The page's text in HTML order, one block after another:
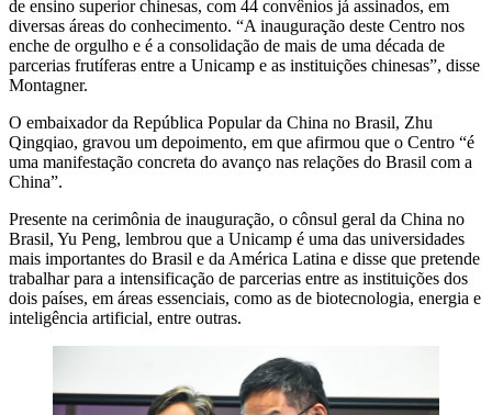
de ensino superior chinesas, com 44 convênios já assinados, em
diversas áreas do conhecimento. “A inauguração deste Centro nos
enche de orgulho e é a consolidação de mais de uma década de
parcerias frutíferas entre a Unicamp e as instituições chinesas”, disse
Montagner.
O embaixador da República Popular da China no Brasil, Zhu
Qingqiao, gravou um depoimento, em que afirmou que o Centro “é
uma manifestação concreta do avanço nas relações do Brasil com a
China”.
Presente na cerimônia de inauguração, o cônsul geral da China no
Brasil, Yu Peng, lembrou que a Unicamp é uma das universidades
mais importantes do Brasil e da América Latina e disse que pretende
trabalhar para a intensificação de parcerias entre as instituições dos
dois países, em áreas essenciais, como as de biotecnologia, energia e
inteligência artificial, entre outras.